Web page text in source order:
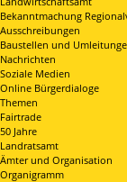
Bekanntmachung
Ausschreibungen
Baustellen und
Nachrichten
Soziale Medien
Online Bürgerdialoge
Themen
Fairtrade
50 Jahre
Landratsamt
Ämter und Organisation
Organigramm